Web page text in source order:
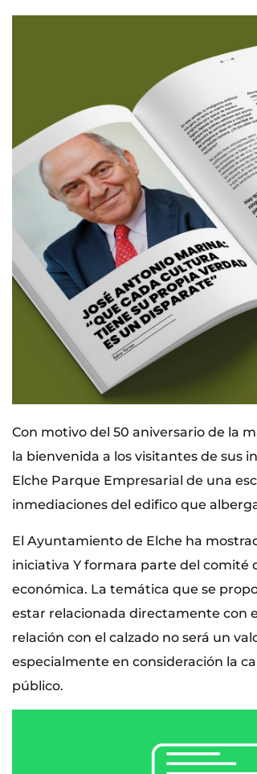
Con motivo del 50 aniversario de la
la bienvenida a los visitantes de sus
Elche Parque Empresarial de una
inmediaciones del edifico que
El Ayuntamiento de Elche ha
iniciativa Y formara parte del comité
económica. La temática que se
estar relacionada directamente con
relación con el calzado no será un
especialmente en consideración la
público.